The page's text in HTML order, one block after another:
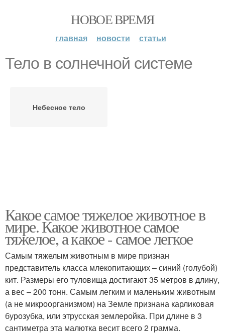
НОВОЕ ВРЕМЯ
главная новости статьи
Тело в солнечной системе
Небесное тело
Какое самое тяжелое животное в
мире. Какое животное самое
тяжелое, а какое - самое легкое
Самым тяжелым животным в мире признан
представитель класса млекопитающих – синий (голубой)
кит. Размеры его туловища достигают 35 метров в длину,
а вес – 200 тонн. Самым легким и маленьким животным
(а не микроорганизмом) на Земле признана карликовая
бурозубка, или этрусская землеройка. При длине в 3
сантиметра эта малютка весит всего 2 грамма.